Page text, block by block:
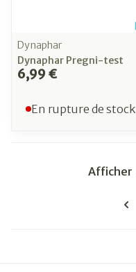
Dynaphar
Dynaphar Pregni-test
6,99 €
En rupture de stock
Afficher